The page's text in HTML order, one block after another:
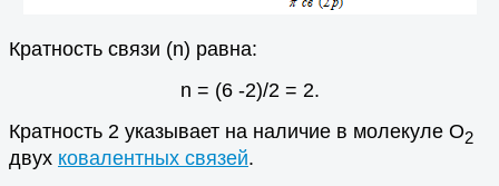
Кратность связи (n) равна:
n = (6 -2)/2 = 2.
Кратность 2 указывает на наличие в молекуле О2
двух ковалентных связей.